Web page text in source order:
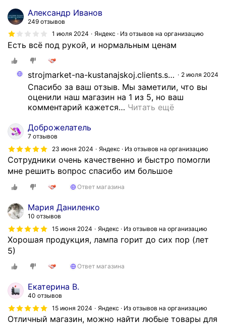
и
ж
е
,
е
м
в
д
р
г
х
м
а
г
з
и
н
а
и
и
н
т
е
Александр Иванов
249 отзывов
1 июля 2024
Яндекс · Из отзывов на организацию
Есть всё под рукой, и нормальным ценам
strojmarket-na-kustanajskoj.clients.site 2 июля 2024
Спасибо за ваш отзыв. Мы заметили, что вы
оценили наш магазин на 1 из 5, но ваш
комментарий кажется… Читать ещё
Доброжелатель
7 отзывов
23 июня 2024
Яндекс · Из отзывов на организацию
Сотрудники очень качественно и быстро помогли
мне решить вопрос спасибо им большое
Ответ магазина
Мария Даниленко
10 отзывов
15 июня 2024
Яндекс · Из отзывов на организацию
Хорошая продукция, лампа горит до сих пор (лет
5)
Ответ магазина
Екатерина В.
40 отзывов
15 июня 2024
Яндекс · Из отзывов на организацию
Отличный магазин, можно найти любые товары для